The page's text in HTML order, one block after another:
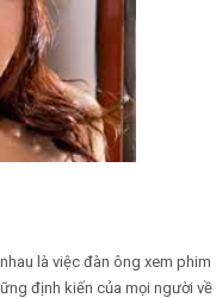
là việc đàn ông xem phim
định kiến của mọi người về